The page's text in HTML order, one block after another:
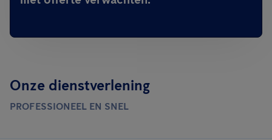
Onze dienstverlening
PROFESSIONEEL EN SNEL